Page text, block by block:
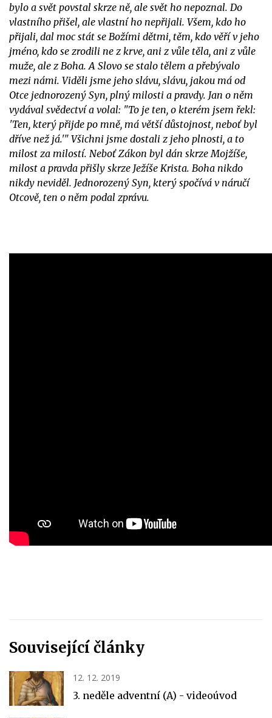
bylo a svět povstal skrze ně, ale svět ho nepoznal. Do
vlastního přišel, ale vlastní ho nepřijali. Všem, kdo ho
přijali, dal moc stát se Božími dětmi, těm, kdo věří v jeho
jméno, kdo se zrodili ne z krve, ani z vůle těla, ani z vůle
muže, ale z Boha. A Slovo se stalo tělem a přebývalo
mezi námi. Viděli jsme jeho slávu, slávu, jakou má od
Otce jednorozený Syn, plný milosti a pravdy. Jan o něm
vydával svědectví a volal: "To je ten, o kterém jsem řekl:
'Ten, který přijde po mně, má větší důstojnost, neboť byl
dříve než já.'" Všichni jsme dostali z jeho plnosti, a to
milost za milostí. Neboť Zákon byl dán skrze Mojžíše,
milost a pravda přišly skrze Ježíše Krista. Boha nikdo
nikdy neviděl. Jednorozený Syn, který spočívá v náručí
Otcově, ten o něm podal zprávu.
Související články
12. 12. 2019
3. neděle adventní (A) - videoúvod